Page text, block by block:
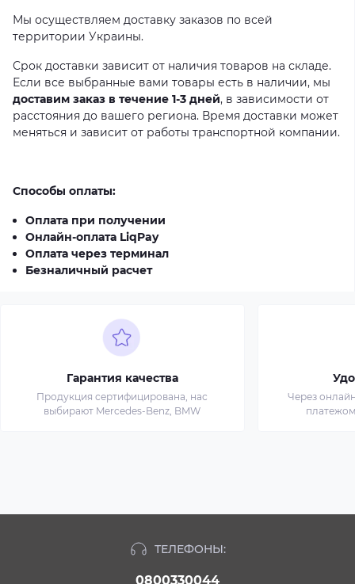
Мы осуществляем доставку заказов по всей
территории Украины.
Срок доставки зависит от наличия товаров на складе.
Если все выбранные вами товары есть в наличии, мы
доставим заказ в течение 1-3 дней, в зависимости от
расстояния до вашего региона. Время доставки может
меняться и зависит от работы транспортной компании.
Способы оплаты:
Оплата при получении
Онлайн-оплата LiqPay
Оплата через терминал
Безналичный расчет
Гарантия качества
Продукция сертифицирована, нас
выбирают Mercedes-Benz, BMW
Через
ТЕЛЕФОНЫ:
0800330044